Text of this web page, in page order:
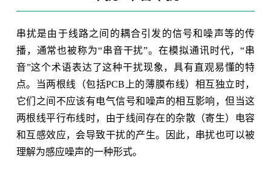
串扰是由于线路之间的耦合引发的信号和噪声等的传
播，通常也被称为“串音干扰”。在模拟通讯时代，“串
音”这个术语表达了这种干扰现象，具有直观易懂的特
点。当两根线（包括PCB上的薄膜布线）相互独立时，
它们之间不应该有电气信号和噪声的相互影响，但当这
两根线平行布线时，由于线间存在的杂散（寄生）电容
和互感效应，会导致干扰的产生。因此，串扰也可以被
理解为感应噪声的一种形式。